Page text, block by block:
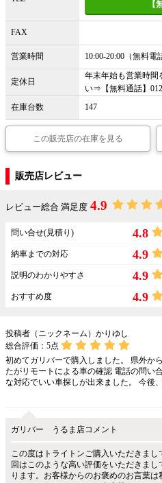
【
FAX
営業時間 10:00-20:00（無料電
定休日
年末年始も営業時間
い⇒【無料通話】
在庫台数
147
この販売店の在庫を見る
販売店レビュー
レビュー総合 満足度 4.9
問い合せ(見積り) 4.8
納車までの対応 4.9
説明のわかりやすさ 4.9
おすすめ度 4.9
投稿者（ニックネーム）かりゆし
総合評価： 5点
初めてガリバーで購入しました。 県外か
たがリモートによる車の確認 電話の問い
な対応でいい車探しが出来ました。 今後
ガリバー うるま店コメント
この度はトライトンご購入いただきま
回はこのような高い評価をいただきま
ります。お客様からのお褒めのお言葉は